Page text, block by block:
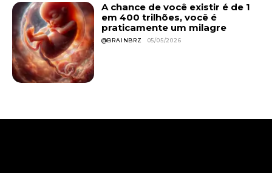
A chance de você existir é de 1
em 400 trilhões, você é
praticamente um milagre
@BRAINBRZ 05/05/2026